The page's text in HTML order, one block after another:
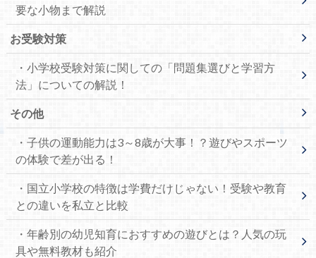
要な小物まで解説
お受験対策
・小学校受験対策に関しての「問題集選びと学習方
法」についての解説！
その他
・子供の運動能力は3～8歳が大事！？遊びやスポーツ
の体験で差が出る！
・国立小学校の特徴は学費だけじゃない！受験や教育
との違いを私立と比較
・年齢別の幼児知育におすすめの遊びとは？人気の玩
具や無料教材も紹介